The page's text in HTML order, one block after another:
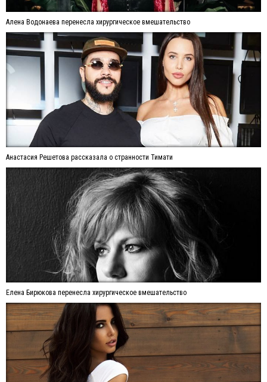
Алена Водонаева перенесла хирургическое вмешательство
Анастасия Решетова рассказала о странности Тимати
Елена Бирюкова перенесла хирургическое вмешательство